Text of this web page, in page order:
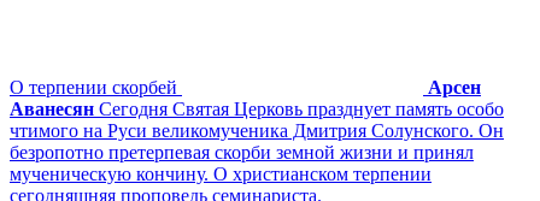
О терпении скорбей
Арсен
Аванесян Сегодня Святая Церковь празднует память особо
чтимого на Руси великомученика Дмитрия Солунского. Он
безропотно претерпевая скорби земной жизни и принял
мученическую кончину. О христианском терпении
сегодняшняя проповедь семинариста.